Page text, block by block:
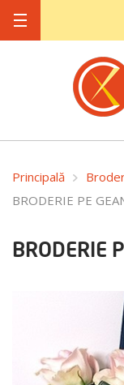
Principală
BRODERIE PE
BRODERIE